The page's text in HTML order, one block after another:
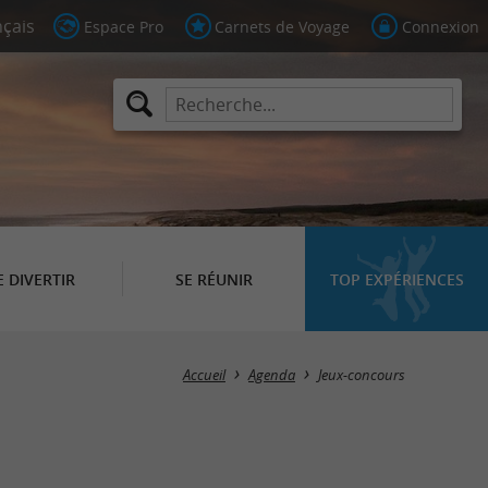
Espace Pro Carnets de Voyage Connexion
DIVERTIR SE RÉUNIR TOP EXPÉRIENCES
Masquer la carte
Accueil Agenda Jeux-concours